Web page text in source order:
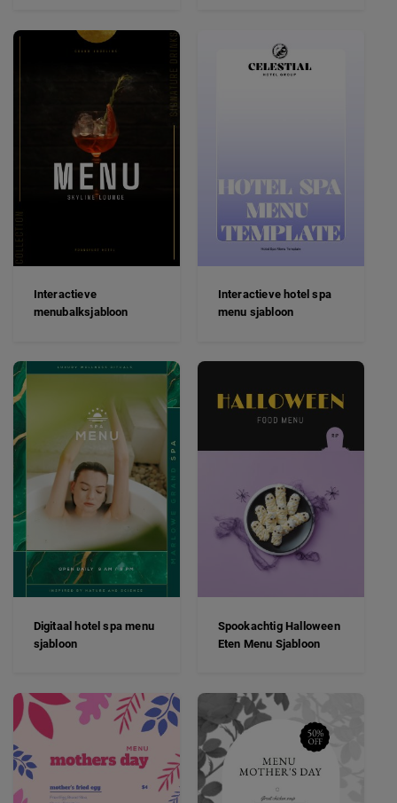
Interactieve
menubalksjabloon
Interactieve hotel spa
menu sjabloon
Digitaal hotel spa menu
sjabloon
Spookachtig Halloween
Eten Menu Sjabloon